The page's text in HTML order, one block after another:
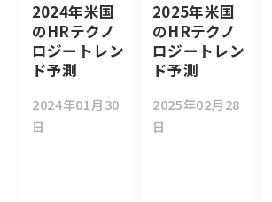
2024年米国
のHRテクノ
ロジートレン
ド予測
2024年01月30
日
2025年米国
のHRテクノ
ロジートレン
ド予測
2025年02月28
日